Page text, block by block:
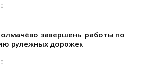
завершены работы по
рулежных дорожек